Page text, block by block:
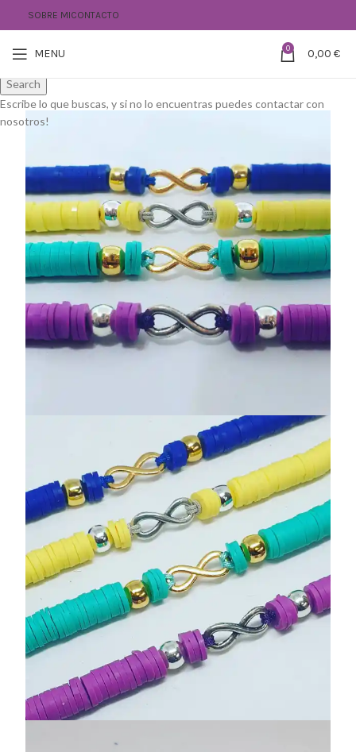
SOBRE MICONTACTO
MENU 0 0,00 €
Search
Escribe lo que buscas, y si no lo encuentras puedes contactar con
nosotros!